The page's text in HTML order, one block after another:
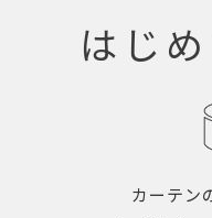
はじ
カーテン